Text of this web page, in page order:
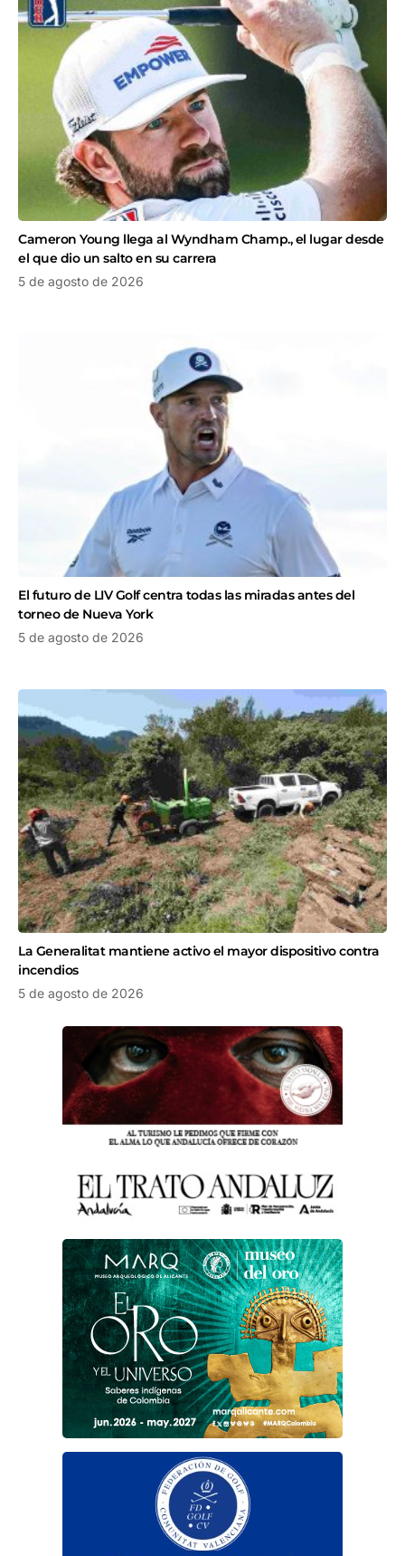
Cameron Young llega al Wyndham Champ., el lugar desde
el que dio un salto en su carrera
5 de agosto de 2026
El futuro de LIV Golf centra todas las miradas antes del
torneo de Nueva York
5 de agosto de 2026
La Generalitat mantiene activo el mayor dispositivo contra
incendios
5 de agosto de 2026